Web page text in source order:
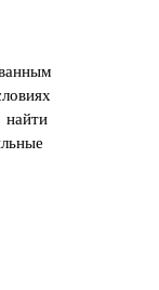
найти